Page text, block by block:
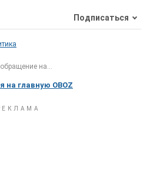
Подписаться
на...
на главную OBOZ